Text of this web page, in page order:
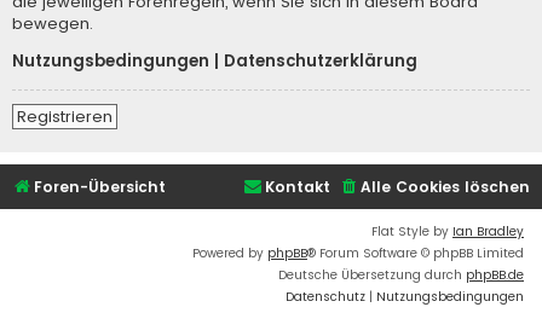
bewegen.
Nutzungsbedingungen
Datenschutzerklärung
Registrieren
Foren-Übersicht Alle Cookies löschen
Kontakt
Flat Style by Ian Bradley
Powered by phpBB® Forum Software © phpBB Limited
Deutsche Übersetzung durch phpBB.de
Datenschutz | Nutzungsbedingungen